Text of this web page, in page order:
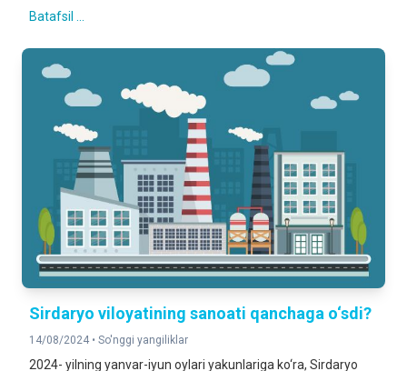
Batafsil ...
Sirdaryo viloyatining sanoati qanchaga o‘sdi?
14/08/2024 • So'nggi yangiliklar
2024- yilning yanvar-iyun oylari yakunlariga ko‘ra, Sirdaryo